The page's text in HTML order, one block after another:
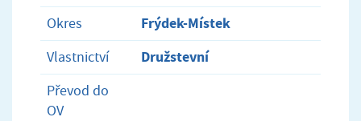
Okres Frýdek-Místek
Vlastnictví Družstevní
Převod do
OV